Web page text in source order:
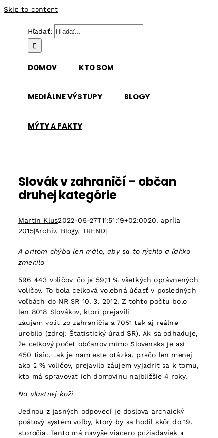
Skip to content
Hľadať:
DOMOV KTO SOM
MEDIÁLNE VÝSTUPY BLOGY
MÝTY A FAKTY
Slovák v zahraničí – občan
druhej kategórie
Martin Klus2022-05-27T11:51:19+02:0020. apríla
2015|Archív, Blogy,TREND|
A pritom chýba len málo, aby sa to rýchlo a ľahko
zmenilo
596 443 voličov, čo je 59,11 % všetkých oprávnených
voličov. To bola celková volebná účasť v posledných
voľbách do NR SR 10. 3. 2012. Z tohto počtu bolo
len 8018 Slovákov, ktorí prejavili
záujem voliť zo zahraničia a 7051 tak aj reálne
urobilo (zdroj: Štatistický úrad SR). Ak sa odhaduje,
že celkový počet občanov mimo Slovenska je asi
450 tisíc, tak je namieste otázka, prečo len menej
ako 2 % voličov, prejavilo záujem vyjadriť sa k tomu,
kto má spravovať ich domovinu najbližšie 4 roky.
Na vlastnej koži
Jednou z jasných odpovedí je doslova archaický
poštový systém voľby, ktorý by sa hodil skôr do 19.
storočia. Tento má navyše viacero požiadaviek a